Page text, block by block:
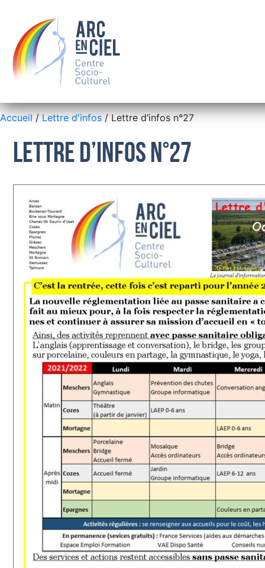
QUI SOMMES-NOUS ?
LE CONSEIL D’ADMINISTRATION
LES SALARIÉS
OÙ NOUS TROUVER
BOURSE
FAMILLE
SOLIDARITÉ
CULTURE ET VIE LOCALE
BIEN-ÊTRE VIEILLIR BIEN
Accueil/Lettre d'infos/ Lettre d’infos n°27
Lettre d’infos n°27